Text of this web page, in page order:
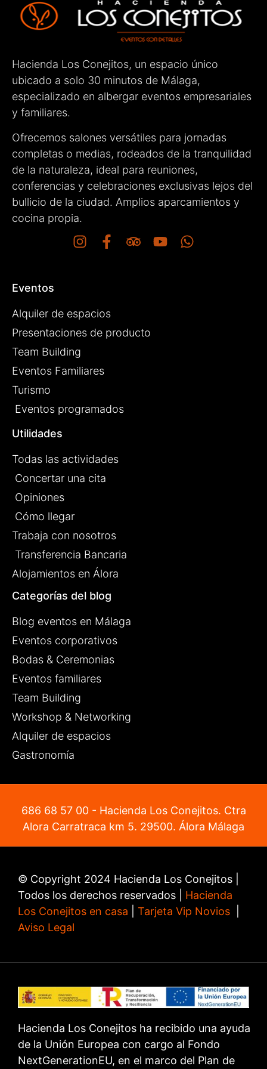
Hacienda Los Conejitos, un espacio único
ubicado a solo 30 minutos de Málaga,
especializado en albergar eventos empresariales
y familiares.
Ofrecemos salones versátiles para jornadas
completas o medias, rodeados de la tranquilidad
de la naturaleza, ideal para reuniones,
conferencias y celebraciones exclusivas lejos del
bullicio de la ciudad. Amplios aparcamientos y
cocina propia.
Eventos
Alquiler de espacios
Presentaciones de producto
Team Building
Eventos Familiares
Turismo
Eventos programados
Utilidades
Todas las actividades
Concertar una cita
Opiniones
Cómo llegar
Trabaja con nosotros
Transferencia Bancaria
Alojamientos en Álora
Categorías del blog
Blog eventos en Málaga
Eventos corporativos
Bodas & Ceremonias
Eventos familiares
Team Building
Workshop & Networking
Alquiler de espacios
Gastronomía
686 68 57 00- Hacienda Los Conejitos. Ctra
Alora Carratraca km 5. 29500. Álora Málaga
© Copyright 2024 Hacienda Los Conejitos |
Todos los derechos reservados | Hacienda
Los Conejitos en casa
Tarjeta Vip Novios
Aviso Legal
Hacienda Los Conejitos ha recibido una ayuda
de la Unión Europea con cargo al Fondo
NextGenerationEU, en el marco del Plan de